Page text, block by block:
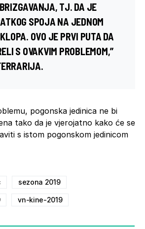
TJ. DA JE
SPOJA NA JEDNOM
OVO JE PRVI PUTA DA
S OVAKVIM PROBLEMOM,”
pogonska jedinica ne bi
tako da je vjerojatno kako će se
s istom pogonskom jedinicom
sezona 2019
vn-kine-2019